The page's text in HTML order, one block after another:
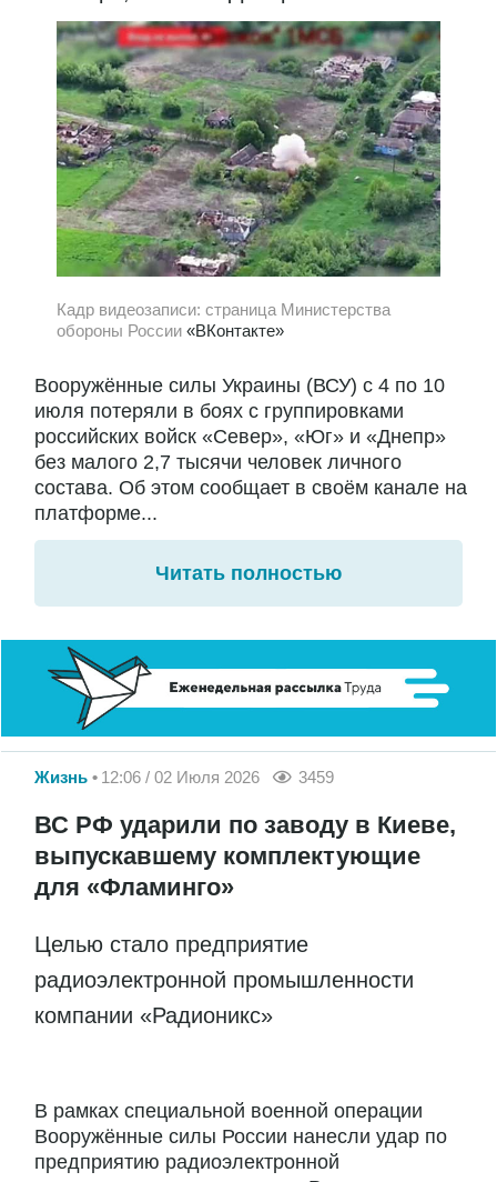
Кадр видеозаписи: страница Министерства
обороны России «ВКонтакте»
Вооружённые силы Украины (ВСУ) с 4 по 10
июля потеряли в боях с группировками
российских войск «Север», «Юг» и «Днепр»
без малого 2,7 тысячи человек личного
состава. Об этом сообщает в своём канале на
платформе...
Читать полностью
Жизнь 12:06 / 02 Июля 2026 3459
ВС РФ ударили по заводу в Киеве,
выпускавшему комплектующие
для «Фламинго»
Целью стало предприятие
радиоэлектронной промышленности
компании «Радионикс»
В рамках специальной военной операции
Вооружённые силы России нанесли удар по
предприятию радиоэлектронной